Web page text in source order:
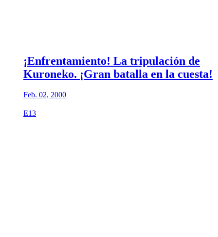
¡Enfrentamiento! La tripulación de
Kuroneko. ¡Gran batalla en la cuesta!
Feb. 02, 2000
E13